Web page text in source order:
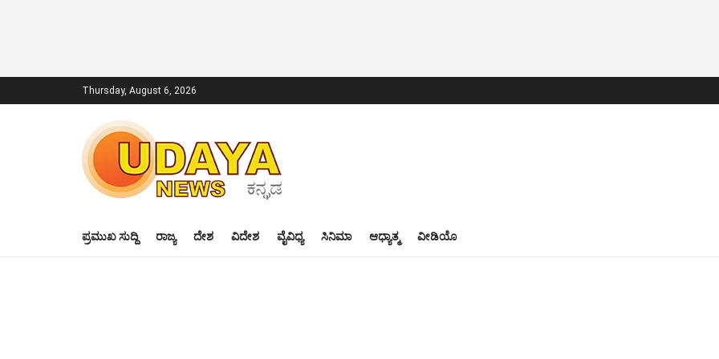
Thursday, August 6, 2026
ಪ್ರಮುಖ ಸುದ್ದಿ ರಾಜ್ಯ ದೇಶ ವಿದೇಶ ವೈವಿಧ್ಯ ಸಿನಿಮಾ ಆಧ್ಯಾತ್ಮ ವೀಡಿಯೊ